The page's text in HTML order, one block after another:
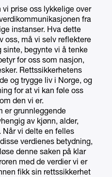
vi prise oss lykkelige over
fra
instanser. Hva dette
oss, må vi selv reflektere
sinte, begynte vi å tenke
for oss som nasjon,
Rettssikkerhetens
og trygge liv i Norge, og
for at vi kan føle oss
den vi er.
er grunnleggende
av kjønn, alder,
Når vi delte en felles
verdienes betydning,
denne saken på klar
med de verdier vi er
fikk sin rettssikkerhet